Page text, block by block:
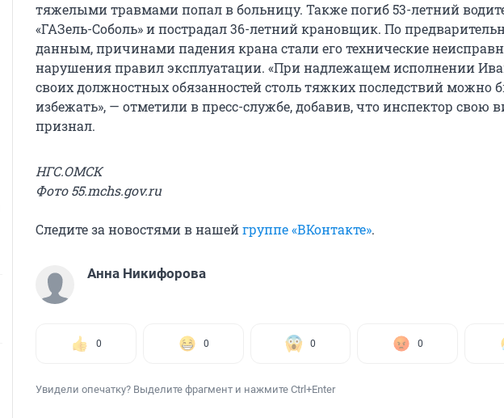
тяжелыми травмами попал в больницу. Также погиб 53-летний
«ГАЗель-Соболь» и пострадал 36-летний крановщик. По
данным, причинами падения крана стали его технические
нарушения правил эксплуатации. «При надлежащем исполнении
своих должностных обязанностей столь тяжких последствий можно
избежать», — отметили в пресс-службе, добавив, что инспектор свою
признал.
НГС.ОМСК
Фото 55.mchs.gov.ru
Следите за новостями в нашейгруппе «ВКонтакте».
Анна Никифорова
0 0 0 0
Увидели опечатку? Выделите фрагмент и нажмите Ctrl+Enter